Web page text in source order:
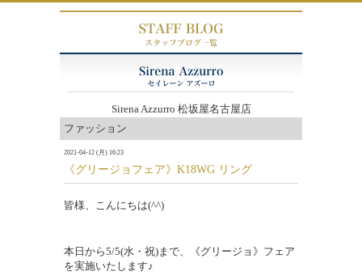
Sirena Azzurro 松坂屋名古屋店
ファッション
2021-04-12 (月) 16:23
《グリージョフェア》K18WG リング
皆様、こんにちは(^^)
本日から5/5(水・祝)まで、《グリージョ》フェア
を実施いたします♪